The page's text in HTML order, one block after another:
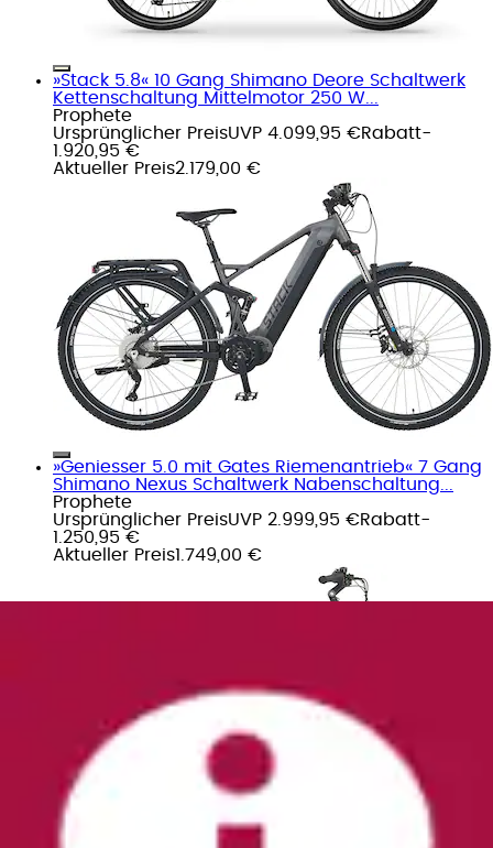
»Stack 5.8« 10 Gang Shimano Deore Schaltwerk
Kettenschaltung Mittelmotor 250 W...
Prophete
Ursprünglicher PreisUVP 4.099,95 €Rabatt-
1.920,95 €
Aktueller Preis2.179,00 €
»Geniesser 5.0 mit Gates Riemenantrieb« 7 Gang
Shimano Nexus Schaltwerk Nabenschaltung...
Prophete
Ursprünglicher PreisUVP 2.999,95 €Rabatt-
1.250,95 €
Aktueller Preis1.749,00 €